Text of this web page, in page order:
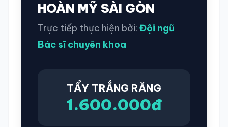
HOÀN MỸ SÀI GÒN
Trực tiếp thực hiện bởi: Đội ngũ
Bác sĩ chuyên khoa
TẨY TRẮNG RĂNG
1.600.000đ